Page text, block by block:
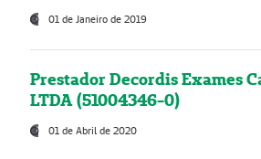
01 de Janeiro de 2019
Prestador Decordis Exames
LTDA (51004346-0)
01 de Abril de 2020